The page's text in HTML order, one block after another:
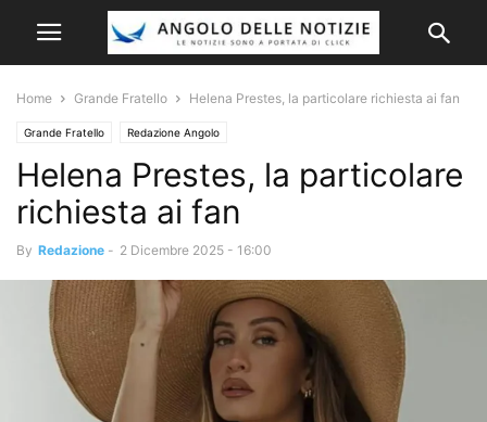
Home Grande Fratello Helena Prestes, la particolare richiesta ai fan
Grande Fratello Redazione Angolo
Helena Prestes, la particolare
richiesta ai fan
By Redazione - 2 Dicembre 2025 - 16:00